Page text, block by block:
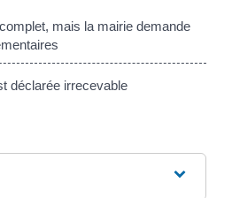
mais la mairie demande
déclarée irrecevable